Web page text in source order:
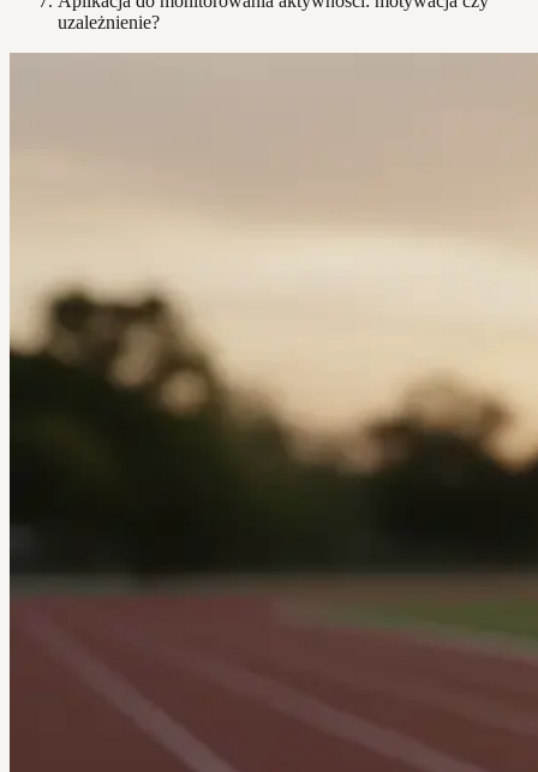
uzależnienie?